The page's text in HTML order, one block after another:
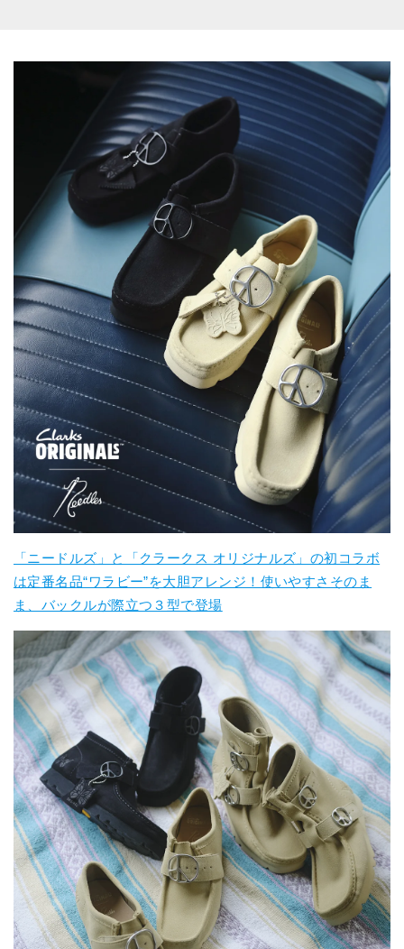
「ニードルズ」と「クラークス オリジナルズ」の初コラボ
は定番名品“ワラビー”を大胆アレンジ！使いやすさそのま
ま、バックルが際立つ３型で登場